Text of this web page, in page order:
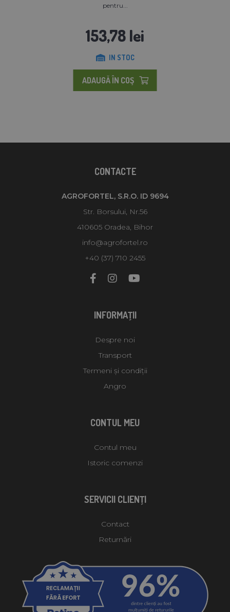
pentru...
153,78 lei
IN STOC
ADAUGĂ ÎN COŞ
CONTACTE
AGROFORTEL, S.R.O. ID 9694
Str. Borsului, Nr.56
410605 Oradea, Bihor
info@agrofortel.ro
+40 (37) 710 2455
INFORMAŢII
Despre noi
Transport
Termeni și condiții
Angro
CONTUL MEU
Contul meu
Istoric comenzi
SERVICII CLIENŢI
Contact
Returnări